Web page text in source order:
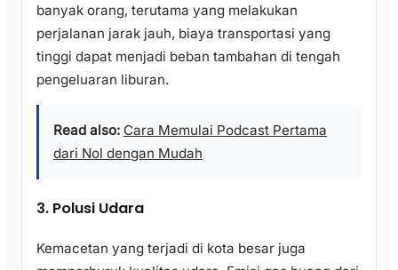
banyak orang, terutama yang melakukan
perjalanan jarak jauh, biaya transportasi yang
tinggi dapat menjadi beban tambahan di tengah
pengeluaran liburan.
Read also: Cara Memulai Podcast Pertama
dari Nol dengan Mudah
3. Polusi Udara
Kemacetan yang terjadi di kota besar juga